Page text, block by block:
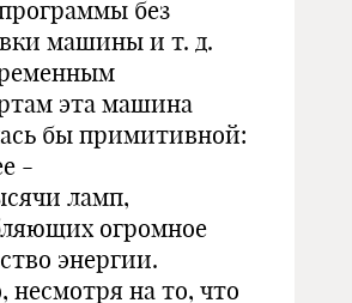
без
машины и т. д.
эта машина
бы примитивной:
-
ламп,
огромное
энергии.
несмотря на то, что